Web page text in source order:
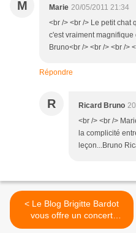
M Marie 20/05/2011 21:34
<br /> <br /> Le petit chat
c'est vraiment
Bruno<br /> <br /> <br />
Répondre
R Ricard Bruno
<br /> <br />
la complicité
leçon...Bruno
< Le Blog Brigitte Bardot
vous offre un concert
GRATUIT !